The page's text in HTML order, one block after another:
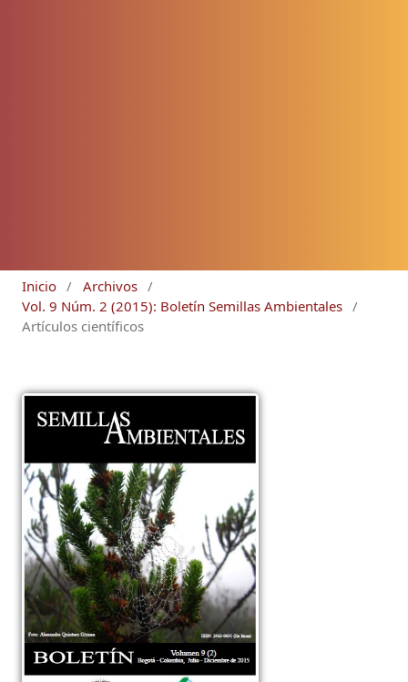
Inicio / Archivos /
Vol. 9 Núm. 2 (2015): Boletín Semillas Ambientales /
Artículos científicos